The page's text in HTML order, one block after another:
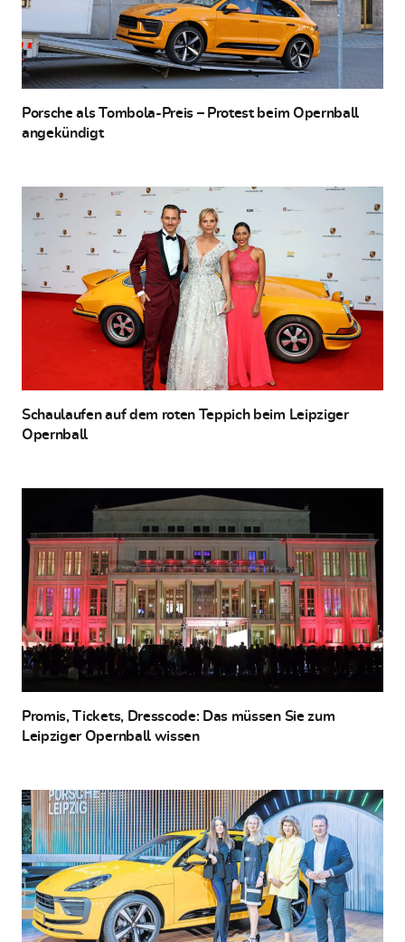
Porsche als Tombola-Preis – Protest beim Opernball
angekündigt
Schaulaufen auf dem roten Teppich beim Leipziger
Opernball
Promis, Tickets, Dresscode: Das müssen Sie zum
Leipziger Opernball wissen